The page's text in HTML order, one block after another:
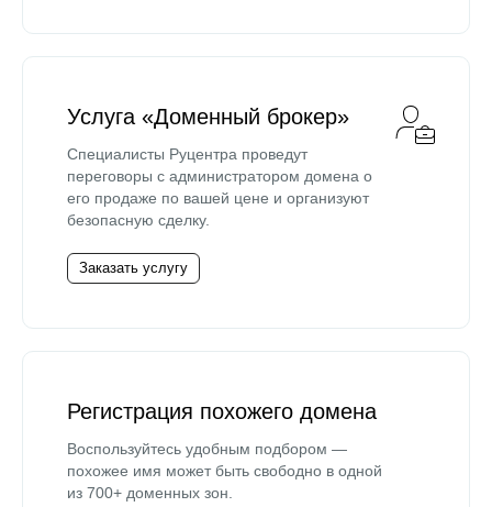
Услуга «Доменный брокер»
Специалисты Руцентра проведут
переговоры с администратором домена о
его продаже по вашей цене и организуют
безопасную сделку.
Заказать услугу
Регистрация похожего домена
Воспользуйтесь удобным подбором —
похожее имя может быть свободно в одной
из 700+ доменных зон.